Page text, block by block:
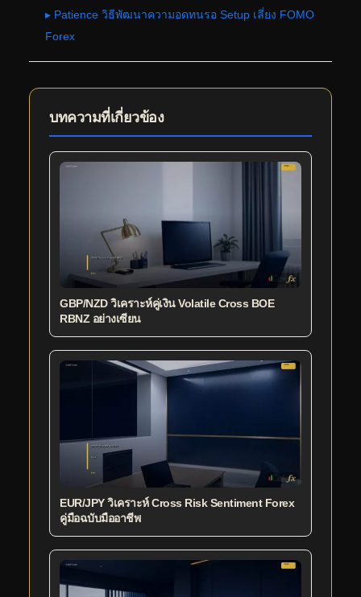
▸ Patience วิธีพัฒนาความอดทนรอ Setup เลี่ยง FOMO
Forex
บทความที่เกี่ยวข้อง
GBP/NZD วิเคราะห์คู่เงิน Volatile Cross BOE
RBNZ อย่างเซียน
EUR/JPY วิเคราะห์ Cross Risk Sentiment Forex
คู่มือฉบับมืออาชีพ